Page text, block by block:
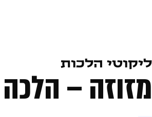
ליקוטי הלכות
מזוזה – הלכה